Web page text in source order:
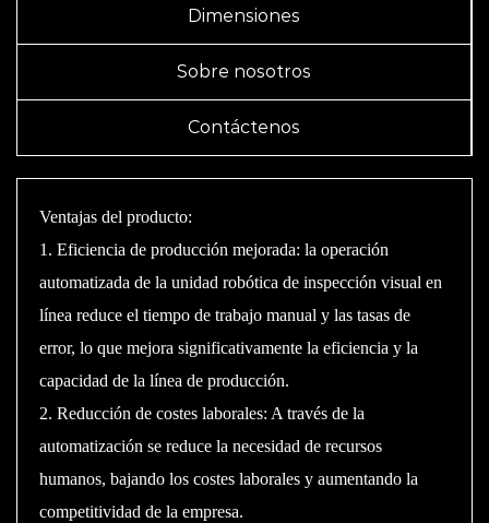
optimizando el rendimiento según las necesidades reales,
Dimensiones
Sobre nosotros
Contáctenos
Ventajas del producto:
1. Eficiencia de producción mejorada: la operación
automatizada de la unidad robótica de inspección visual en
línea reduce el tiempo de trabajo manual y las tasas de
error, lo que mejora significativamente la eficiencia y la
capacidad de la línea de producción.
2. Reducción de costes laborales: A través de la
automatización se reduce la necesidad de recursos
humanos, bajando los costes laborales y aumentando la
competitividad de la empresa.